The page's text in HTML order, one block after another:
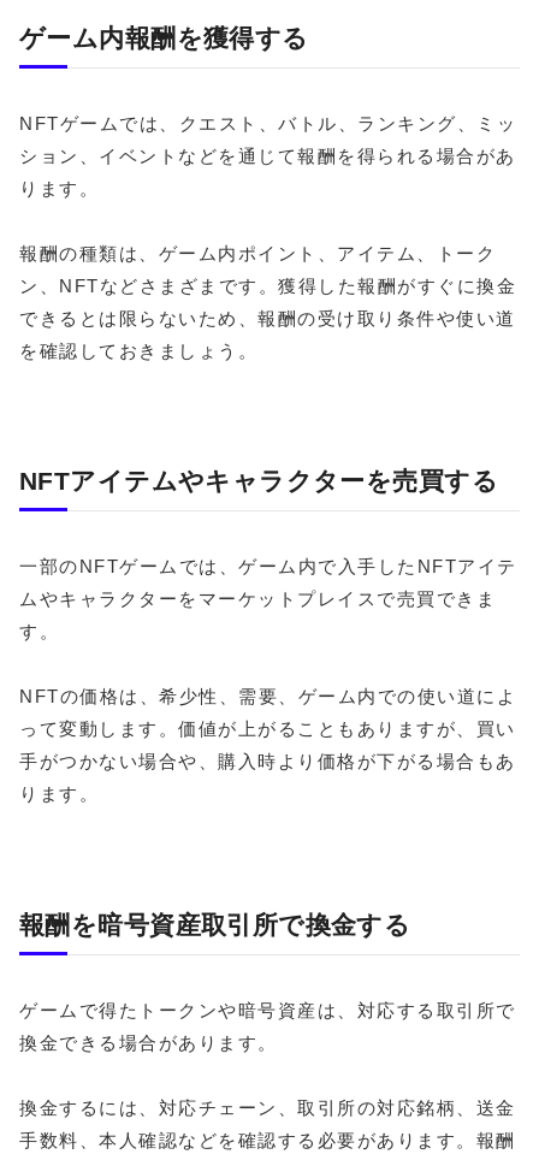
ゲーム内報酬を獲得する
NFTゲームでは、クエスト、バトル、ランキング、ミッ
ション、イベントなどを通じて報酬を得られる場合があ
ります。
報酬の種類は、ゲーム内ポイント、アイテム、トーク
ン、NFTなどさまざまです。獲得した報酬がすぐに換金
できるとは限らないため、報酬の受け取り条件や使い道
を確認しておきましょう。
NFTアイテムやキャラクターを売買する
一部のNFTゲームでは、ゲーム内で入手したNFTアイテ
ムやキャラクターをマーケットプレイスで売買できま
す。
NFTの価格は、希少性、需要、ゲーム内での使い道によ
って変動します。価値が上がることもありますが、買い
手がつかない場合や、購入時より価格が下がる場合もあ
ります。
報酬を暗号資産取引所で換金する
ゲームで得たトークンや暗号資産は、対応する取引所で
換金できる場合があります。
換金するには、対応チェーン、取引所の対応銘柄、送金
手数料、本人確認などを確認する必要があります。報酬